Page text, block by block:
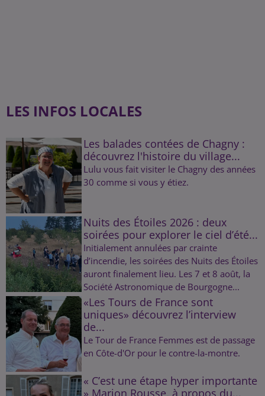
LES INFOS LOCALES
Les balades contées de Chagny :
découvrez l'histoire du village...
Lulu vous fait visiter le Chagny des années
30 comme si vous y étiez.
Nuits des Étoiles 2026 : deux
soirées pour explorer le ciel d’été...
Initialement annulées par crainte
d’incendie, les soirées des Nuits des Étoiles
auront finalement lieu. Les 7 et 8 août, la
Société Astronomique de Bourgogne...
«Les Tours de France sont
uniques» découvrez l’interview
de...
Le Tour de France Femmes est de passage
en Côte-d'Or pour le contre-la-montre.
« C’est une étape hyper importante